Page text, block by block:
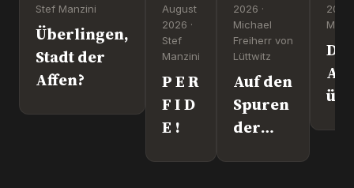
Stef Manzini
Überlingen,
Stadt der
Affen?
August
2026 ·
Stef
Manzini
P E R
F I D
E !
2026 ·
Michael
Freiherr von
Lüttwitz
Auf den
Spuren
der
2026